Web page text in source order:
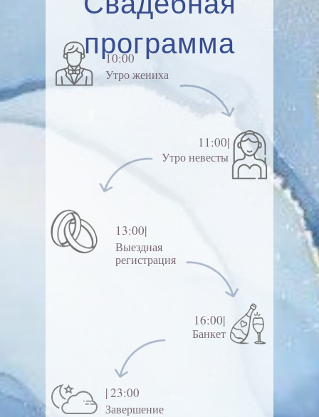
программа
11:00|
10:00
| 23:00
13:00|
Утро жениха
Выездная
регистрация
Утро невесты
Завершение
16:00|
Банкет